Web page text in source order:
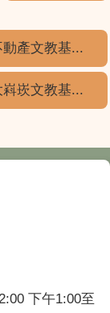
產文教基...
崁文教基...
下午1:00至